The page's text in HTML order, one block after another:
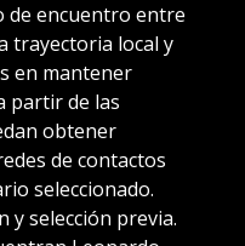
de encuentro entre
trayectoria local y
en mantener
partir de las
obtener
de contactos
seleccionado.
y selección previa.